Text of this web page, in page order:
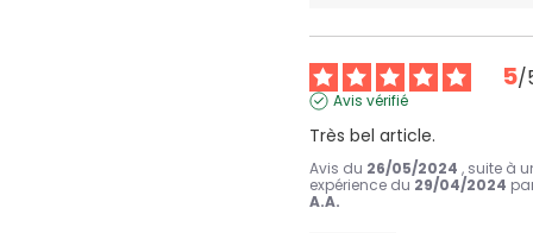
5/
Avis vérifié
Très bel article.
Avis du 26/05/2024 , suite à
expérience du 29/04/2024
A.A.